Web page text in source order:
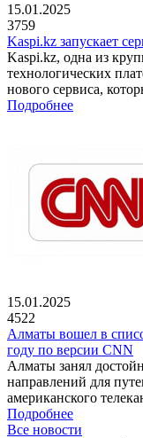
15.01.2025
3759
Kaspi.kz запускает
Kaspi.kz, одна из
технологических
нового сервиса,
Подробнее
15.01.2025
4522
Алматы вошел в
году по версии CNN
Алматы занял
направлений для
американского
Подробнее
Все новости